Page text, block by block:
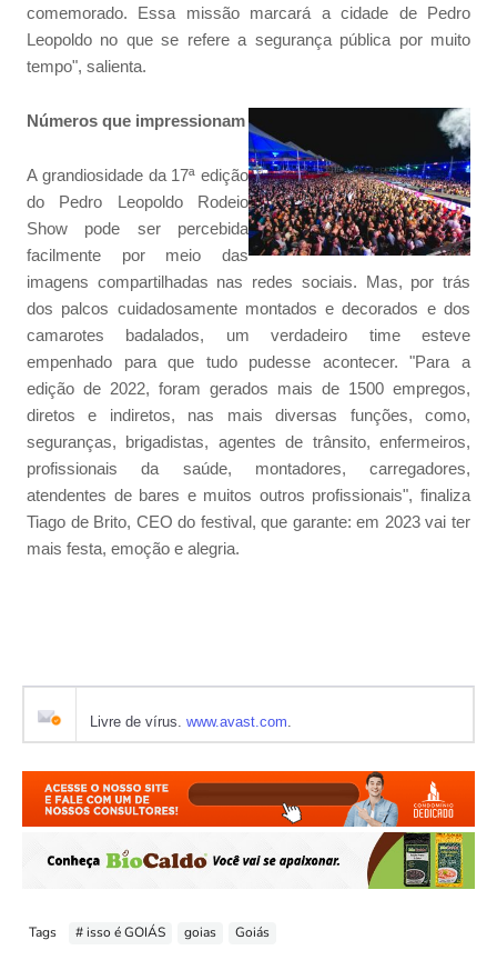
comemorado. Essa missão marcará a cidade de Pedro
Leopoldo no que se refere a segurança pública por muito
tempo", salienta.
Números que impressionam
A grandiosidade da 17ª edição
do Pedro Leopoldo Rodeio
Show pode ser percebida
facilmente por meio das
imagens compartilhadas nas redes sociais. Mas, por trás
dos palcos cuidadosamente montados e decorados e dos
camarotes badalados, um verdadeiro time esteve
empenhado para que tudo pudesse acontecer. "Para a
edição de 2022, foram gerados mais de 1500 empregos,
diretos e indiretos, nas mais diversas funções, como,
seguranças, brigadistas, agentes de trânsito, enfermeiros,
profissionais da saúde, montadores, carregadores,
atendentes de bares e muitos outros profissionais", finaliza
Tiago de Brito, CEO do festival, que garante: em 2023 vai ter
mais festa, emoção e alegria.
Livre de vírus. www.avast.com
Tags # isso é GOIÁS goias Goiás